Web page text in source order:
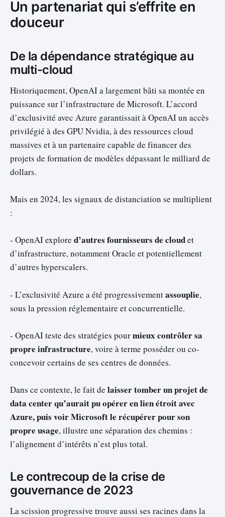
Un partenariat qui s’effrite en
douceur
De la dépendance stratégique au
multi-cloud
Historiquement, OpenAI a largement bâti sa montée en
puissance sur l’infrastructure de Microsoft. L’accord
d’exclusivité avec Azure garantissait à OpenAI un accès
privilégié à des GPU Nvidia, à des ressources cloud
massives et à un partenaire capable de financer des
projets de formation de modèles dépassant le milliard de
dollars.
Mais en 2024, les signaux de distanciation se multiplient
:
- OpenAI explore d’autres fournisseurs de cloudet
d’infrastructure, notamment Oracle et potentiellement
d’autres hyperscalers.
- L’exclusivité Azure a été progressivementassouplie,
sous la pression réglementaire et concurrentielle.
- OpenAI teste des stratégies pourmieux contrôler sa
propre infrastructure, voire à terme posséder ou co-
concevoir certains de ses centres de données.
Dans ce contexte, le fait de laisser tomber un projet de
data center qu’aurait pu opérer en lien étroit avec
Azure, puis voir Microsoft le récupérer pour son
propre usage, illustre une séparation des chemins :
l’alignement d’intérêts n’est plus total.
Le contrecoup de la crise de
gouvernance de 2023
La scission progressive trouve aussi ses racines dans la